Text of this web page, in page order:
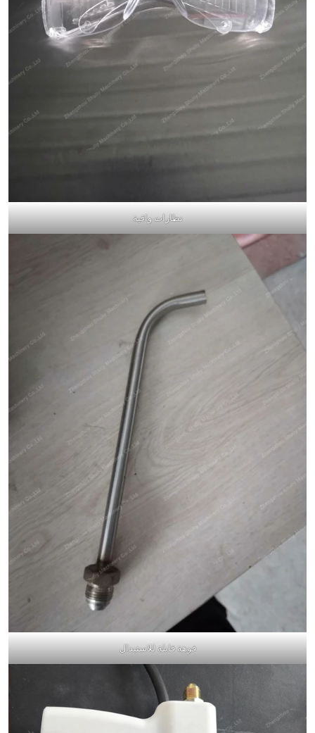
نظارات واقية
فوهة قابلة للاستبدال